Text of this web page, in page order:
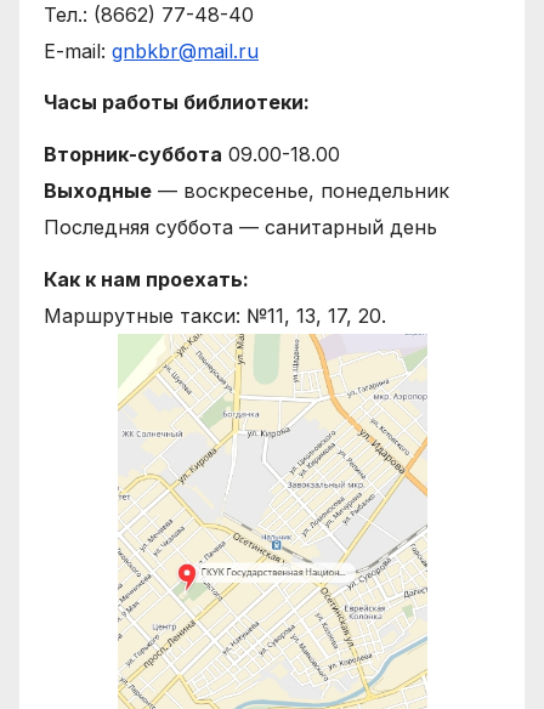
Тел.: (8662) 77-48-40
E-mail: gnbkbr@mail.ru
Часы работы библиотеки:
Вторник-суббота 09.00-18.00
Выходные — воскресенье, понедельник
Последняя суббота — санитарный день
Как к нам проехать:
Маршрутные такси: №11, 13, 17, 20.